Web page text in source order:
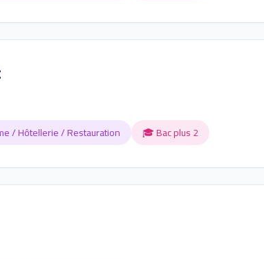
/ Hôtellerie / Restauration 🎓 Bac plus 2